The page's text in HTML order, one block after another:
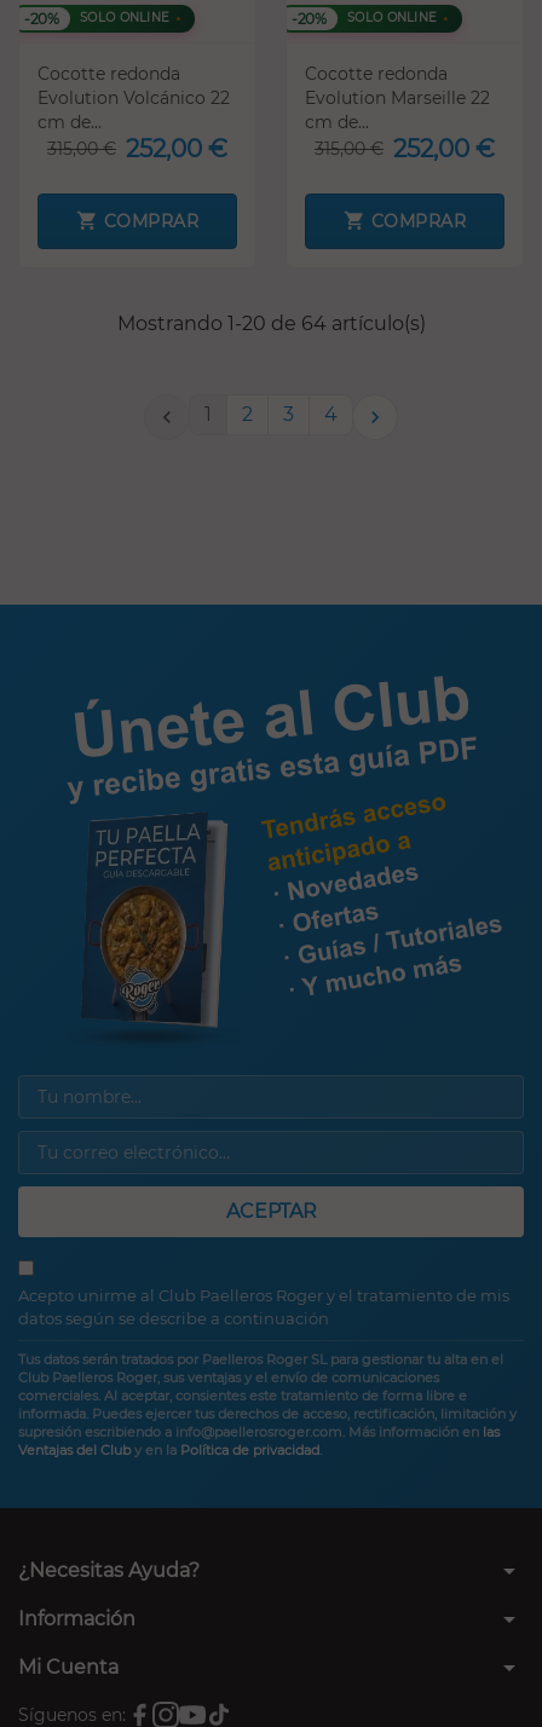
-20% SOLO ONLINE
Cocotte redonda
Evolution Volcánico 22
cm de...
315,00 € 252,00 €
COMPRAR
-20% SOLO ONLINE
Cocotte redonda
Evolution Marseille 22
cm de...
315,00 € 252,00 €
COMPRAR
Mostrando 1-20 de 64 artículo(s)
 1 2 3 4 
ACEPTAR
Acepto unirme al Club Paelleros Roger y el tratamiento de mis
datos según se describe a continuación
Tus datos serán tratados por Paelleros Roger SL para gestionar tu alta en el
Club Paelleros Roger, sus ventajas y el envío de comunicaciones
comerciales. Al aceptar, consientes este tratamiento de forma libre e
informada. Puedes ejercer tus derechos de acceso, rectificación, limitación y
supresión escribiendo a info@paellerosroger.com. Más información en las
Ventajas del Cluby en la Política de privacidad.
¿Necesitas Ayuda? arrow_drop_down
Información arrow_drop_down
Mi Cuenta arrow_drop_down
Síguenos en: